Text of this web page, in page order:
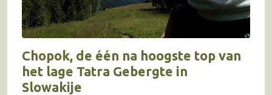
Chopok, de één na hoogste top van
het lage Tatra Gebergte in
Slowakije